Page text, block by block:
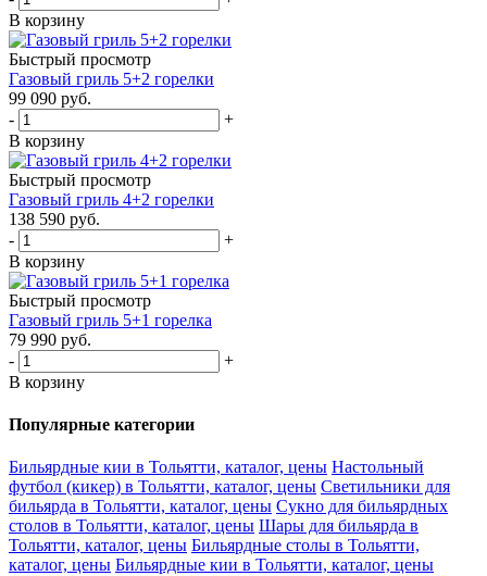
В корзину
Быстрый просмотр
Газовый гриль 5+2 горелки
99 090 руб.
-
+
В корзину
Быстрый просмотр
Газовый гриль 4+2 горелки
138 590 руб.
-
+
В корзину
Быстрый просмотр
Газовый гриль 5+1 горелка
79 990 руб.
-
+
В корзину
Популярные категории
Бильярдные кии в Тольятти, каталог, цены Настольный
футбол (кикер) в Тольятти, каталог, цены Светильники для
бильярда в Тольятти, каталог, цены Сукно для бильярдных
столов в Тольятти, каталог, цены Шары для бильярда в
Тольятти, каталог, цены Бильярдные столы в Тольятти,
каталог, цены Бильярдные кии в Тольятти, каталог, цены